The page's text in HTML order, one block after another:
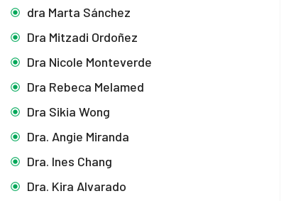
dra Marta Sánchez
Dra Mitzadi Ordoñez
Dra Nicole Monteverde
Dra Rebeca Melamed
Dra Sikia Wong
Dra. Angie Miranda
Dra. Ines Chang
Dra. Kira Alvarado